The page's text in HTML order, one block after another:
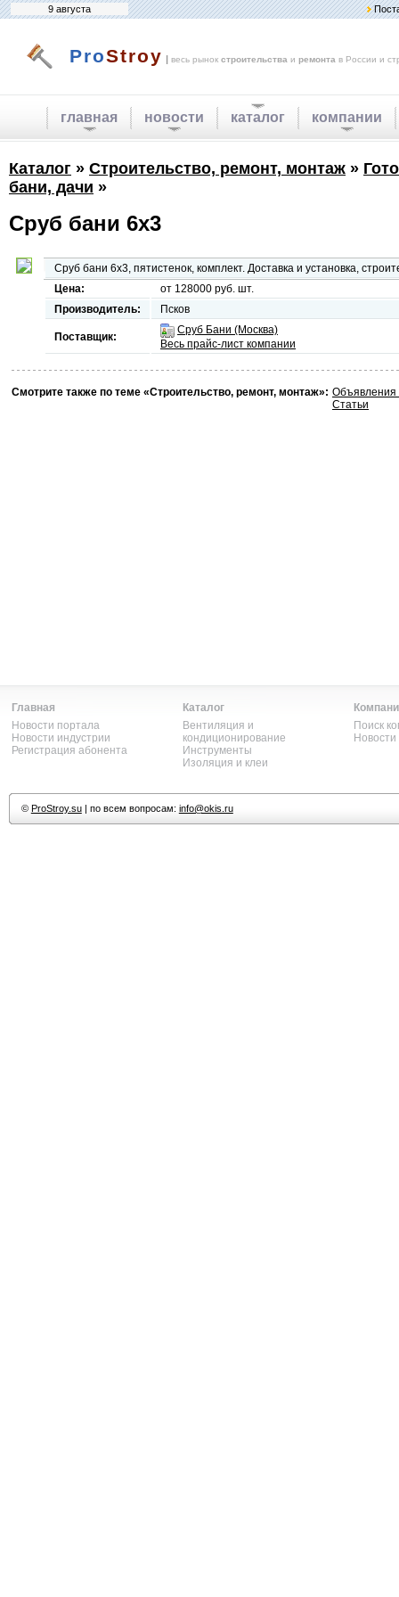
9 августа
ProStroy | весь рынок строительства и ремонта в России и
главная новости каталог компании
Каталог » Строительство, ремонт, монтаж »
бани, дачи »
Сруб бани 6х3
Сруб бани 6х3, пятистенок, комплект. Доставка и установка,
Цена:
от 128000 руб. шт.
Производитель:
Псков
Поставщик:
Сруб Бани (Москва)
Весь прайс-лист компании
Смотрите также по теме «Строительство, ремонт, монтаж»: Объявления
Статьи
Главная
Новости портала
Новости индустрии
Регистрация абонента
Каталог
Вентиляция и
кондиционирование
Инструменты
Изоляция и клеи
Поиск
© ProStroy.su| по всем вопросам: info@okis.ru